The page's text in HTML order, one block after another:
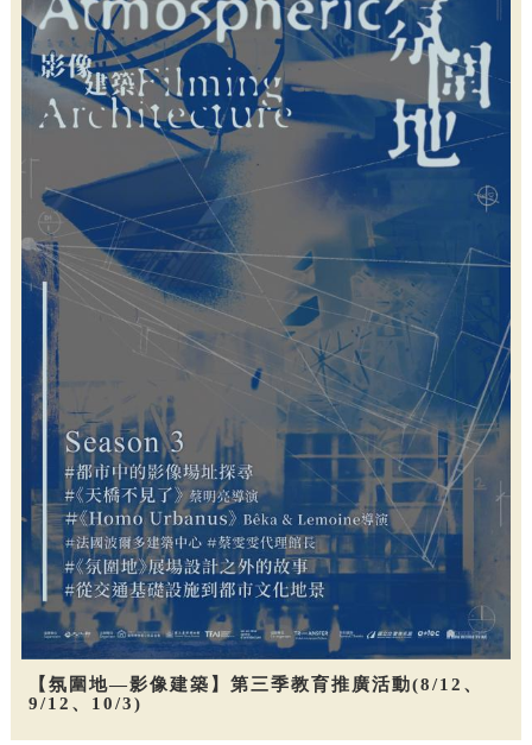
【氛圍地—影像建築】第三季教育推廣活動(8/12、
9/12、10/3)